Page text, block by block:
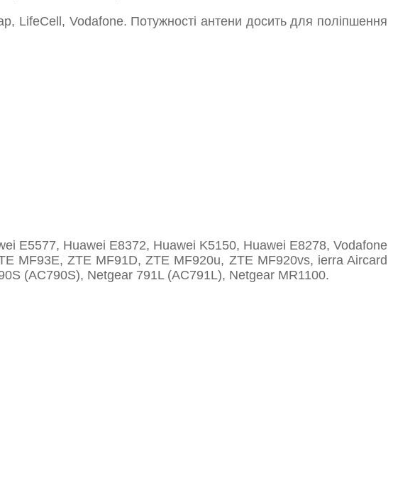
LifeCell, Vodafone. Потужності антени досить для поліпшення
E5577, Huawei E8372, Huawei K5150, Huawei E8278, Vodafone
MF93E, ZTE MF91D, ZTE MF920u, ZTE MF920vs, ierra Aircard
(AC790S), Netgear 791L (AC791L), Netgear MR1100.